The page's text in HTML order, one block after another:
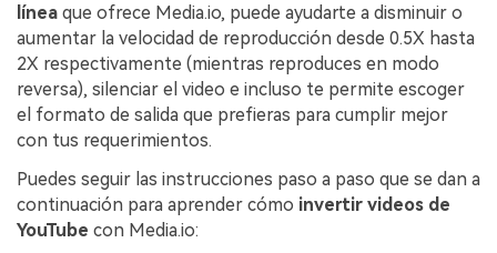
línea que ofrece Media.io, puede ayudarte a disminuir o
aumentar la velocidad de reproducción desde 0.5X hasta
2X respectivamente (mientras reproduces en modo
reversa), silenciar el video e incluso te permite escoger
el formato de salida que prefieras para cumplir mejor
con tus requerimientos.
Puedes seguir las instrucciones paso a paso que se dan a
continuación para aprender cómo invertir videos de
YouTube con Media.io: